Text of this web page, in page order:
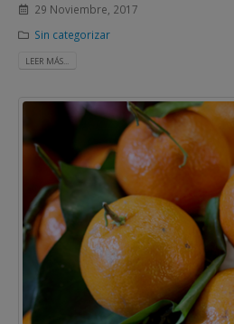
29 Noviembre, 2017
Sin categorizar
LEER MÁS...